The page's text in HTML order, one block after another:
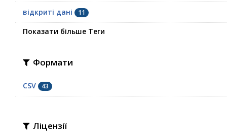
відкриті дані 11
Показати більше Теги
Формати
CSV 43
Ліцензії